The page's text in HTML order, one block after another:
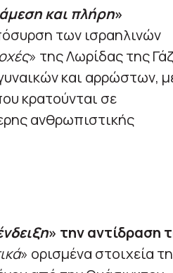
άμεση και πλήρη»
των ισραηλινών
» της Λωρίδας της
και αρρώστων,
κρατούνται σε
ανθρωπιστικής
» την αντίδραση
» ορισμένα στοιχεία